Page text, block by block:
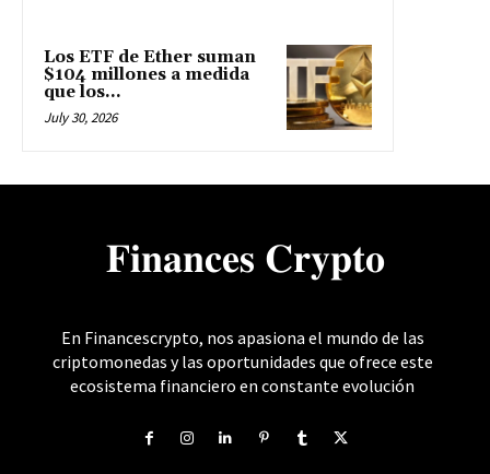
Los ETF de Ether suman
$104 millones a medida
que los...
July 30, 2026
𝐅𝐢𝐧𝐚𝐧𝐜𝐞𝐬 𝐂𝐫𝐲𝐩𝐭𝐨
En Financescrypto, nos apasiona el mundo de las
criptomonedas y las oportunidades que ofrece este
ecosistema financiero en constante evolución